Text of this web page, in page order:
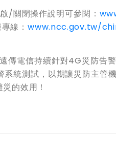
關閉操作說明可參閱：
專線：www.ncc.gov.tw/
電信持續針對4G災防告警
統測試，以期讓災防主管
的效用！